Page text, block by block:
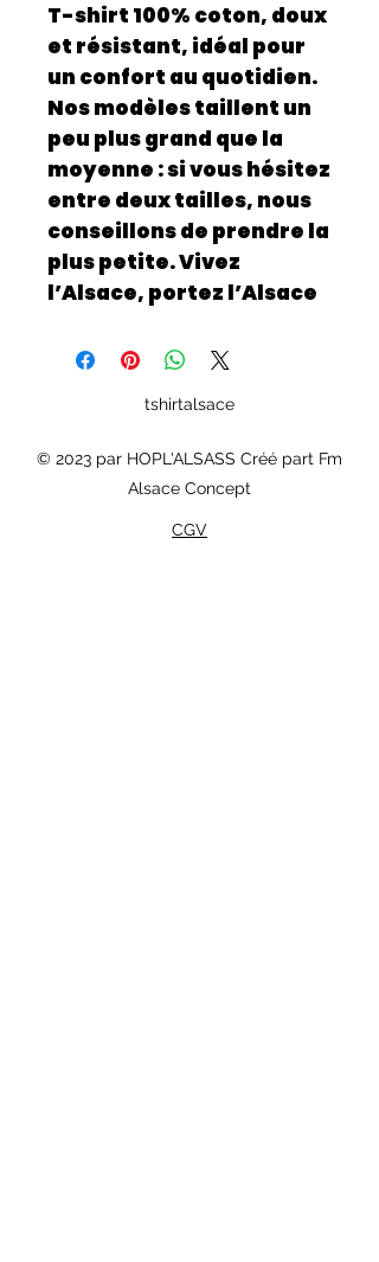
T-shirt 100% coton, doux
et résistant, idéal pour
un confort au quotidien.
Nos modèles taillent un
peu plus grand que la
moyenne : si vous hésitez
entre deux tailles, nous
conseillons de prendre la
plus petite. Vivez
l’Alsace, portez l’Alsace
tshirtalsace
© 2023 par HOPL'ALSASS Créé part Fm
Alsace Concept
CGV